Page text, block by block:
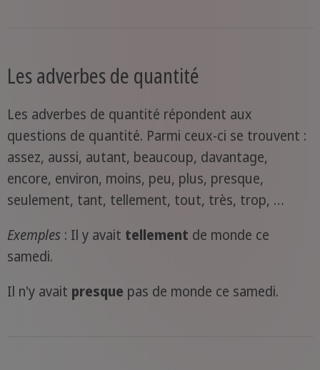
Les adverbes de quantité
Les adverbes de quantité répondent aux
questions de quantité. Parmi ceux-ci se trouvent :
assez, aussi, autant, beaucoup, davantage,
encore, environ, moins, peu, plus, presque,
seulement, tant, tellement, tout, très, trop, …
Exemples: Il y avait tellement de monde ce
samedi.
Il n'y avait presque pas de monde ce samedi.